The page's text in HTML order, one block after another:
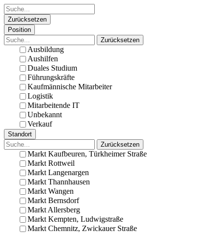
Zurücksetzen
Position
Zurücksetzen
Ausbildung
Aushilfen
Duales Studium
Führungskräfte
Kaufmännische Mitarbeiter
Logistik
Mitarbeitende IT
Unbekannt
Verkauf
Standort
Zurücksetzen
Markt Kaufbeuren, Türkheimer Straße
Markt Rottweil
Markt Langenargen
Markt Thannhausen
Markt Wangen
Markt Bernsdorf
Markt Allersberg
Markt Kempten, Ludwigstraße
Markt Chemnitz, Zwickauer Straße